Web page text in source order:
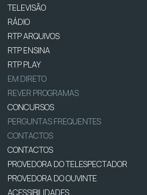
TELEVISÃO
RÁDIO
RTP ARQUIVOS
RTP ENSINA
RTP PLAY
EM DIRETO
REVER PROGRAMAS
CONCURSOS
PERGUNTAS FREQUENTES
CONTACTOS
CONTACTOS
PROVEDORA DO TELESPECTADOR
PROVEDORA DO OUVINTE
ACESSIBILIDADES